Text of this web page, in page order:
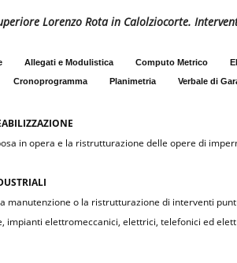
Lorenzo Rota in Calolziocorte.
Allegati e Modulistica Computo Metrico
Cronoprogramma Planimetria Verbale di
in opera e la ristrutturazione delle opere di
manutenzione o la ristrutturazione di interventi
impianti elettromeccanici, elettrici, telefonici ed